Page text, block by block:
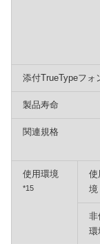
添付TrueTypeフォ
製品寿命
関連規格
使用環境
*15
使
境
非
環